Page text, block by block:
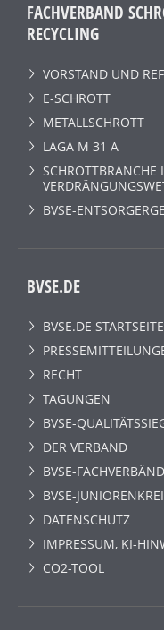
FACHVERBAND
RECYCLING
VORSTAND UND
E-SCHROTT
METALLSCHROTT
LAGA M 31 A
SCHROTTBRANCHE
BVSE-
BVSE.DE
BVSE.DE STARTSEITE
RECHT
TAGUNGEN
BVSE-
DER VERBAND
BVSE-
BVSE-
DATENSCHUTZ
IMPRESSUM, KI-
CO2-TOOL